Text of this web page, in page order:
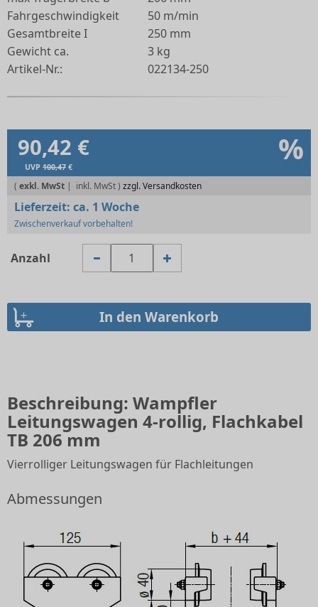
Fahrgeschwindigkeit
50 m/min
Gesamtbreite I
250 mm
Gewicht ca.
3 kg
Artikel-Nr.:
022134-250
90,42 € %
UVP 100,47 €
( exkl. MwSt | zzgl. Versandkosten
Lieferzeit: ca. 1 Woche
Zwischenverkauf vorbehalten!
Anzahl
Beschreibung: Wampfler
Leitungswagen 4-rollig, Flachkabel
TB 206 mm
Vierrolliger Leitungswagen für Flachleitungen
Abmessungen